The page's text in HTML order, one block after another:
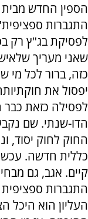
הספין החדש
התגברות
לפסיקת בג"ץ רק
שאני מעריך
כזה, ברור לכל מי
יפסול את
לפסילה כזאת כבר
הדו-שנתי. שם
החוק לחוק יסוד,
כללית חדשה.
קיים. אגב, גם
התגברות
העליון הוא היכל